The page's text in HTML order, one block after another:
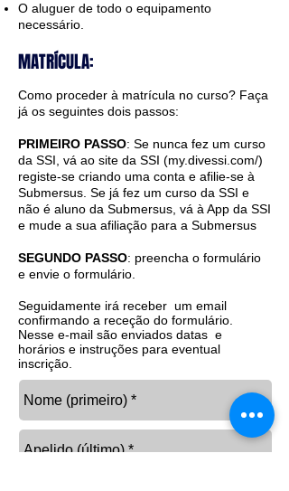
O aluguer de todo o equipamento
necessário.
MATRÍCULA:
Como proceder à matrícula no curso? Faça
já os seguintes dois passos:
PRIMEIRO PASSO: Se nunca fez um curso
da SSI, vá ao site da SSI (my.divessi.com/)
registe-se criando uma conta e afilie-se à
Submersus. Se já fez um curso da SSI e
não é aluno da Submersus, vá à App da SSI
e mude a sua afiliação para a Submersus
SEGUNDO PASSO: preencha o formulário
e envie o formulário.
Seguidamente irá receber um email
confirmando a receção do formulário.
Nesse e-mail são enviados datas e
horários e instruções para eventual
inscrição.